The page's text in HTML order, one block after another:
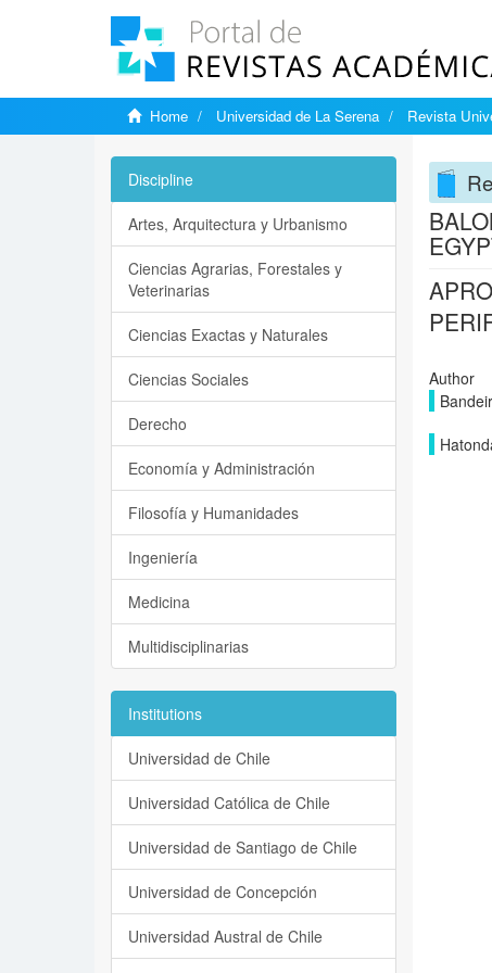
Home Universidad de La Serena Revista
Author
Discipline
Artes, Arquitectura y Urbanismo
Ciencias Agrarias, Forestales y
Veterinarias
Ciencias Exactas y Naturales
Ciencias Sociales
Derecho
Economía y Administración
Filosofía y Humanidades
Ingeniería
Medicina
Multidisciplinarias
Institutions
Universidad de Chile
Universidad Católica de Chile
Universidad de Santiago de Chile
Universidad de Concepción
Universidad Austral de Chile